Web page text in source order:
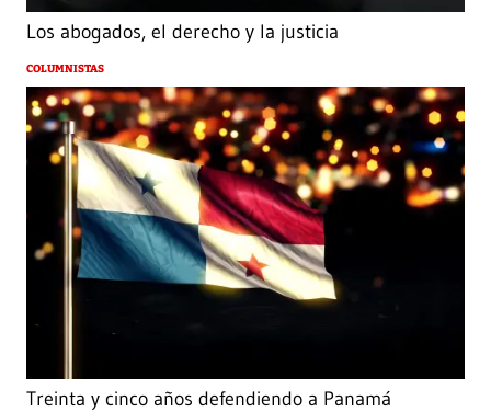
Los abogados, el derecho y la justicia
COLUMNISTAS
Treinta y cinco años defendiendo a Panamá